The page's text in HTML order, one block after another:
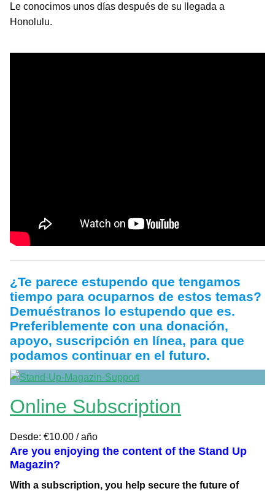
Le conocimos unos días después de su llegada a
Honolulu.
¿Te parece estupendo que tengamos
tiempo para ocuparnos de estos temas?
Demuéstranos lo estupendo que es.
Preferiblemente con una donación,
apoyo, suscripción en línea, para que
podamos continuar en el futuro.
Online Subscription
Desde: €10.00 / año
Are you enjoying the content of the Stand Up
Magazin?
With a subscription, you help secure the future of